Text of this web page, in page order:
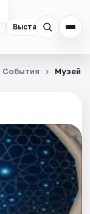
Выставки
События Музей